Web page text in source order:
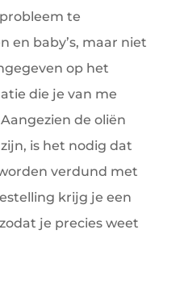
te
en baby’s, maar niet
op het
die je van me
de oliën
is het nodig dat
verdund met
krijg je een
je precies weet